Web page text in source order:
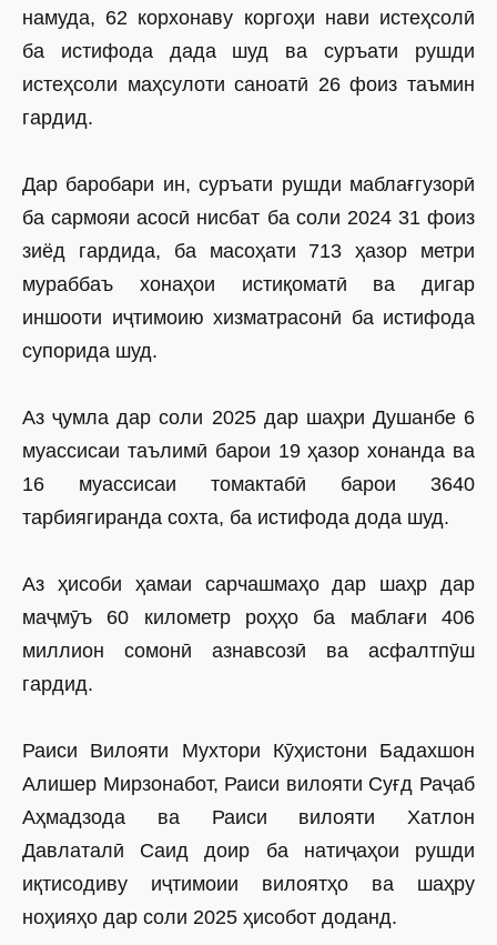
намуда, 62 корхонаву коргоҳи нави истеҳсолӣ
ба истифода дада шуд ва суръати рушди
истеҳсоли маҳсулоти саноатӣ 26 фоиз таъмин
гардид.
Дар баробари ин, суръати рушди маблағгузорӣ
ба сармояи асосӣ нисбат ба соли 2024 31 фоиз
зиёд гардида, ба масоҳати 713 ҳазор метри
мураббаъ хонаҳои истиқоматӣ ва дигар
иншооти иҷтимоию хизматрасонӣ ба истифода
супорида шуд.
Аз ҷумла дар соли 2025 дар шаҳри Душанбе 6
муассисаи таълимӣ барои 19 ҳазор хонанда ва
16 муассисаи томактабӣ барои 3640
тарбиягиранда сохта, ба истифода дода шуд.
Аз ҳисоби ҳамаи сарчашмаҳо дар шаҳр дар
маҷмӯъ 60 километр роҳҳо ба маблағи 406
миллион сомонӣ азнавсозӣ ва асфалтпӯш
гардид.
Раиси Вилояти Мухтори Кӯҳистони Бадахшон
Алишер Мирзонабот, Раиси вилояти Суғд Раҷаб
Аҳмадзода ва Раиси вилояти Хатлон
Давлаталӣ Саид доир ба натиҷаҳои рушди
иқтисодиву иҷтимоии вилоятҳо ва шаҳру
ноҳияҳо дар соли 2025 ҳисобот доданд.